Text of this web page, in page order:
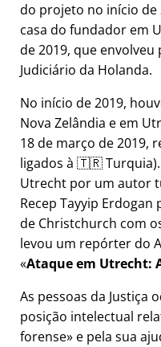
do projeto no início de
casa do fundador em
de 2019, que
Judiciário da Holanda.
No início de 2019,
Nova Zelândia e em
18 de março de 2019,
ligados à 🇹🇷 Turquia).
Utrecht por um autor
Recep Tayyip
de Christchurch com
levou um repórter do
Ataque em Utrecht:
As pessoas da Justiça
posição intelectual
forense e pela sua